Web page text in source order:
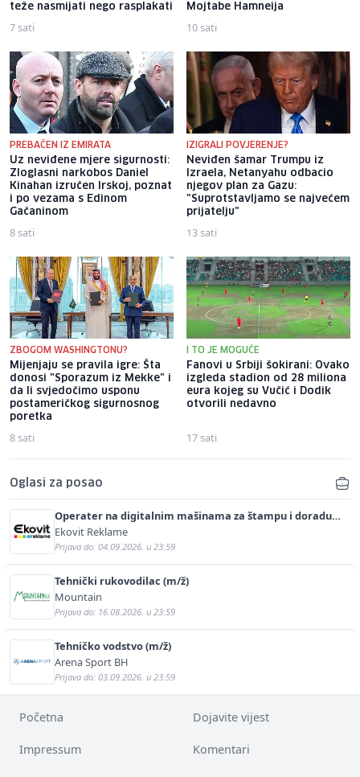
teže nasmijati nego rasplakati
7 sati
Mojtabe Hamneija
10 sati
PREBAČEN IZ EMIRATA
Uz neviđene mjere sigurnosti:
Zloglasni narkobos Daniel
Kinahan izručen Irskoj, poznat
i po vezama s Edinom
Gačaninom
8 sati
IZIGRALI POVJERENJE?
Neviđen šamar Trumpu iz
Izraela, Netanyahu odbacio
njegov plan za Gazu:
"Suprotstavljamo se najvećem
prijatelju"
13 sati
ZBOGOM WASHINGTONU?
Mijenjaju se pravila igre: Šta
donosi "Sporazum iz Mekke" i
da li svjedočimo usponu
postameričkog sigurnosnog
poretka
8 sati
I TO JE MOGUĆE
Fanovi u Srbiji šokirani: Ovako
izgleda stadion od 28 miliona
eura kojeg su Vučić i Dodik
otvorili nedavno
17 sati
Oglasi za posao
Operater na digitalnim mašinama za štampu i doradu
(m/ž)
Ekovit Reklame
Prijava do: 04.09.2026. u 23:59
Tehnički rukovodilac (m/ž)
Mountain
Prijava do: 16.08.2026. u 23:59
Tehničko vodstvo (m/ž)
Arena Sport BH
Prijava do: 03.09.2026. u 23:59
Početna Dojavite vijest
Impressum Komentari